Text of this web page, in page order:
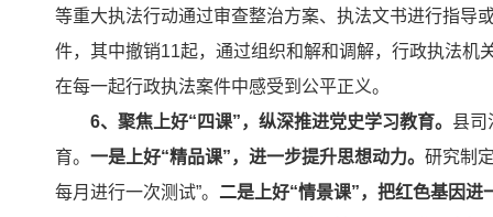
等重大执法行动通过审查整治方案、执法文书进行指导
件，其中撤销11起，通过组织和解和调解，行政执法
在每一起行政执法案件中感受到公平正义。
6、聚焦上好“四课”，纵深推进党史学习教育。 县司
育。 一是上好“精品课”，进一步提升思想动力。 研究制
每月进行一次测试”。 二是上好“情景课”，把红色基因进